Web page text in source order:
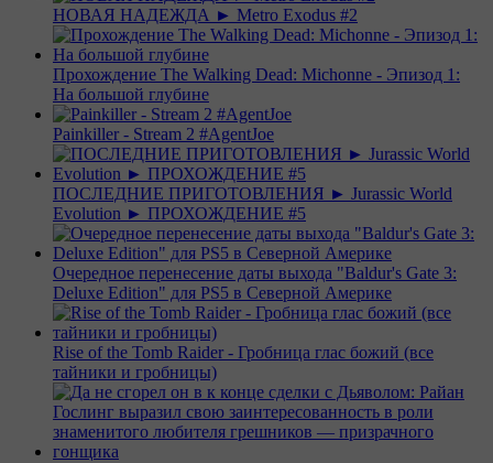
НОВАЯ НАДЕЖДА ► Metro Exodus #2
Прохождение The Walking Dead: Michonne - Эпизод 1:
На большой глубине
Painkiller - Stream 2 #AgentJoe
ПОСЛЕДНИЕ ПРИГОТОВЛЕНИЯ ► Jurassic World
Evolution ► ПРОХОЖДЕНИЕ #5
Очередное перенесение даты выхода "Baldur's Gate 3:
Deluxe Edition" для PS5 в Северной Америке
Rise of the Tomb Raider - Гробница глас божий (все
тайники и гробницы)